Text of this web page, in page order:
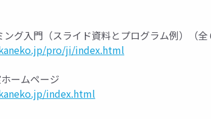
グ入門（スライド資料とプログラム例）（全
pro/ji/index.html
ームページ
index.html